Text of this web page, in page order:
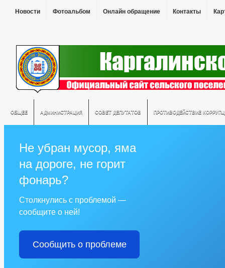
Новости Фотоальбом Онлайн обращение Контакты
ОБЩЕЕ АДМИНИСТРАЦИЯ СОВЕТ ДЕПУТАТОВ ПРОТИВОДЕЙСТВИЕ
Не убран мусор, яма
на дороге, не горит
фонарь?
Столкнулись с проблемой —
сообщите о ней!
Сообщить о проблеме